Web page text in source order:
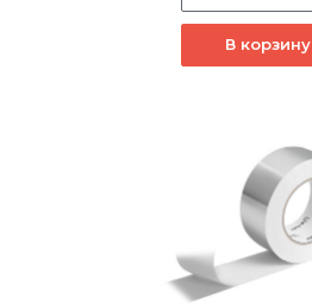
В корзину